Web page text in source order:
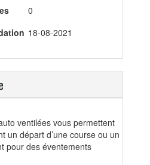
0
18-08-2021
ventilées vous permettent
un départ d’une course ou un
pour des éventements